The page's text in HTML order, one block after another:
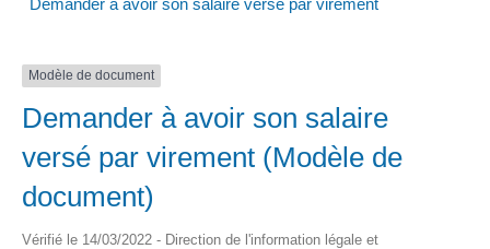
Demander à avoir son salaire versé par virement
Modèle de document
Demander à avoir son salaire
versé par virement (Modèle de
document)
Vérifié le 14/03/2022 - Direction de l'information légale et